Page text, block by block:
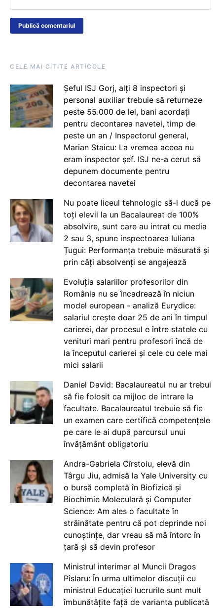
CELE MAI CITITE ARTICOLE
Șeful ISJ Gorj, alți 8 inspectori și
personal auxiliar trebuie să returneze
peste 55.000 de lei, bani acordați
pentru decontarea navetei, timp de
peste un an / Inspectorul general,
Marian Staicu: La vremea aceea nu
eram inspector șef. ISJ ne-a cerut să
depunem documente pentru
decontarea navetei
Nu poate liceul tehnologic să-i ducă pe
toți elevii la un Bacalaureat de 100%
absolvire, sunt care au intrat cu media
2 sau 3, spune inspectoarea Iuliana
Țugui: Performanța trebuie măsurată și
prin câți absolvenți se angajează
Evoluția salariilor profesorilor din
România nu se încadrează în niciun
model european - analiză Eurydice:
salariul crește doar 25 de ani în timpul
carierei, dar procesul e între statele cu
venituri mari pentru profesori încă de
la începutul carierei și cele cu cele mai
mici salarii
Daniel David: Bacalaureatul nu ar trebui
să fie folosit ca mijloc de intrare la
facultate. Bacalaureatul trebuie să fie
un examen care certifică competențele
pe care le ai după parcursul unui
învățământ obligatoriu
Andra-Gabriela Cîrstoiu, elevă din
Târgu Jiu, admisă la Yale University cu
o bursă completă în Biofizică și
Biochimie Moleculară și Computer
Science: Am ales o facultate în
străinătate pentru că pot deprinde noi
cunoștințe, dar vreau să mă întorc în
țară și să devin profesor
Ministrul interimar al Muncii Dragos
Pîslaru: În urma ultimelor discuții cu
ministrul Educației lucrurile sunt mult
îmbunătățite față de varianta publicată